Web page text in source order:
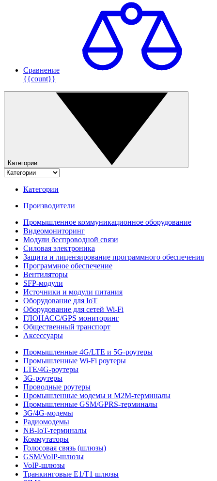
Сравнение
{{count}}
Категории
Категории
Производители
Промышленное коммуникационное оборудование
Видеомониторинг
Модули беспроводной связи
Силовая электроника
Защита и лицензирование программного обеспечения
Программное обеспечение
Вентиляторы
SFP-модули
Источники и модули питания
Оборудование для IoT
Оборудование для сетей Wi-Fi
ГЛОНАСС/GPS мониторинг
Общественный транспорт
Аксессуары
Промышленные 4G/LTE и 5G-роутеры
Промышленные Wi-Fi роутеры
LTE/4G-роутеры
3G-роутеры
Проводные роутеры
Промышленные модемы и M2M-терминалы
Промышленные GSM/GPRS-терминалы
3G/4G-модемы
Радиомодемы
NB-IoT-терминалы
Коммутаторы
Голосовая связь (шлюзы)
GSM/VoIP-шлюзы
VoIP-шлюзы
Транкинговые E1/T1 шлюзы